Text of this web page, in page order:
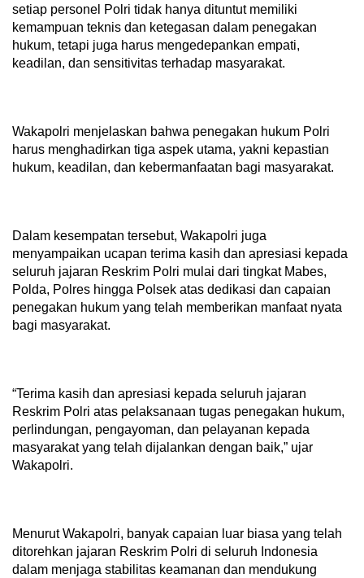
setiap personel Polri tidak hanya dituntut memiliki
kemampuan teknis dan ketegasan dalam penegakan
hukum, tetapi juga harus mengedepankan empati,
keadilan, dan sensitivitas terhadap masyarakat.
Wakapolri menjelaskan bahwa penegakan hukum Polri
harus menghadirkan tiga aspek utama, yakni kepastian
hukum, keadilan, dan kebermanfaatan bagi masyarakat.
Dalam kesempatan tersebut, Wakapolri juga
menyampaikan ucapan terima kasih dan apresiasi kepada
seluruh jajaran Reskrim Polri mulai dari tingkat Mabes,
Polda, Polres hingga Polsek atas dedikasi dan capaian
penegakan hukum yang telah memberikan manfaat nyata
bagi masyarakat.
“Terima kasih dan apresiasi kepada seluruh jajaran
Reskrim Polri atas pelaksanaan tugas penegakan hukum,
perlindungan, pengayoman, dan pelayanan kepada
masyarakat yang telah dijalankan dengan baik,” ujar
Wakapolri.
Menurut Wakapolri, banyak capaian luar biasa yang telah
ditorehkan jajaran Reskrim Polri di seluruh Indonesia
dalam menjaga stabilitas keamanan dan mendukung